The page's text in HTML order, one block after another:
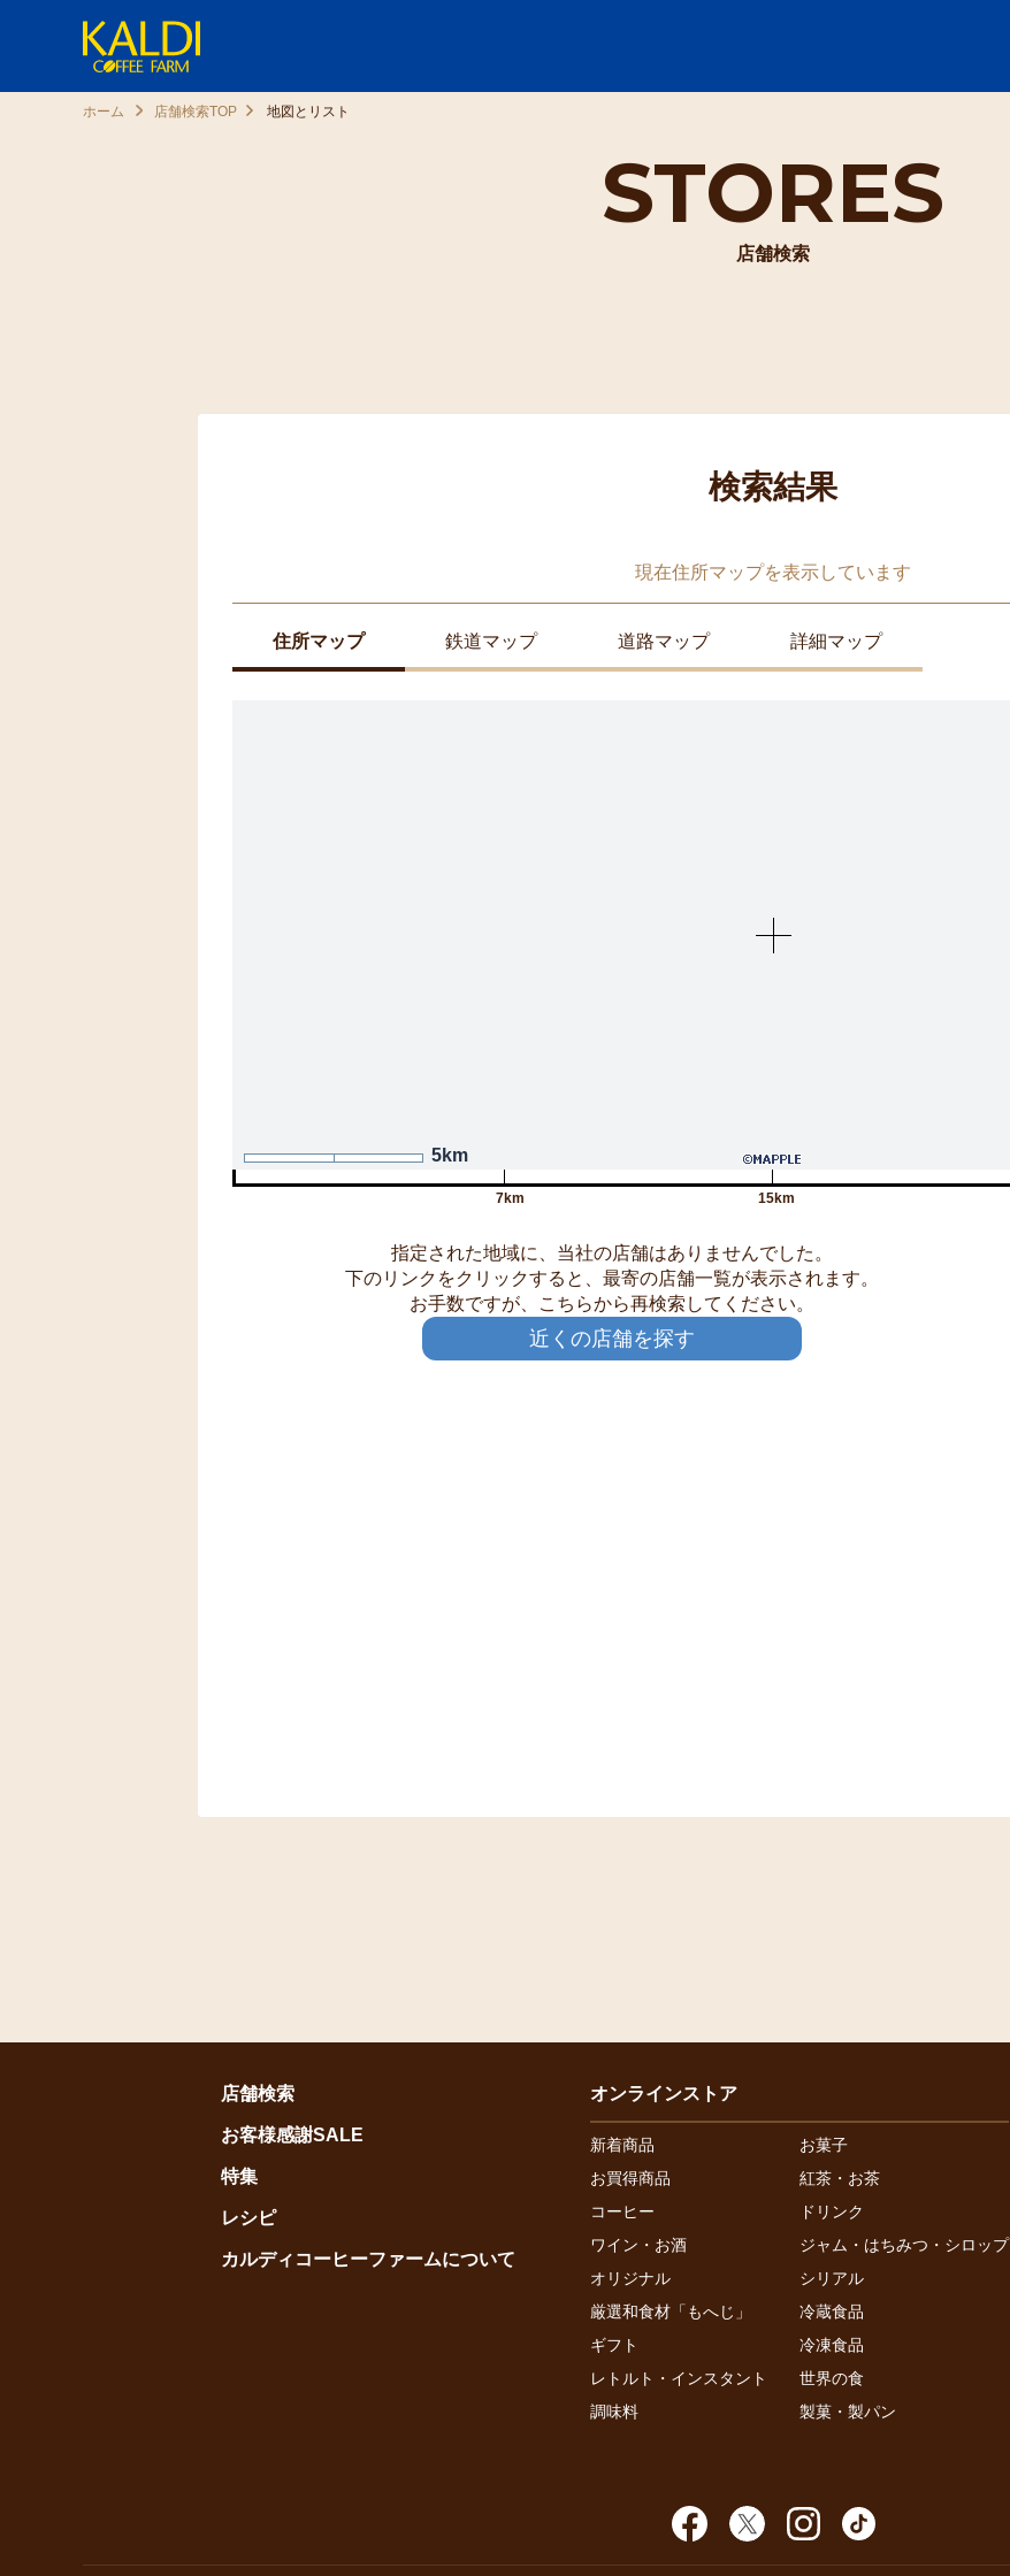
STORES
店舗検索
ホーム 店舗検索TOP 地図とリスト
検索結果
現在住所マップを表示しています
住所マップ 鉄道マップ 道路マップ 詳細マップ
5km
7km 15km
指定された地域に、当社の店舗はありませんでした。
下のリンクをクリックすると、最寄の店舗一覧が表示されます。
お手数ですが、こちらから再検索してください。
近くの店舗を探す
店舗検索
お客様感謝SALE
特集
レシピ
カルディコーヒーファームについて
オンラインストア
新着商品
お菓子
お買得商品
紅茶・お茶
コーヒー
ドリンク
ワイン・お酒
ジャム・はちみつ・シロップ
オリジナル
シリアル
厳選和食材「もへじ」
冷蔵食品
ギフト
冷凍食品
レトルト・インスタント
世界の食
調味料
製菓・製パン